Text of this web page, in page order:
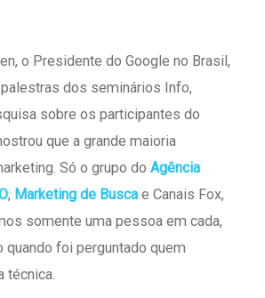
o Presidente do Google no Brasil,
dos seminários Info,
sobre os participantes do
que a grande maioria
Só o grupo do Agência
, Marketing de Busca e Canais Fox,
somente uma pessoa em cada,
quando foi perguntado quem
técnica.